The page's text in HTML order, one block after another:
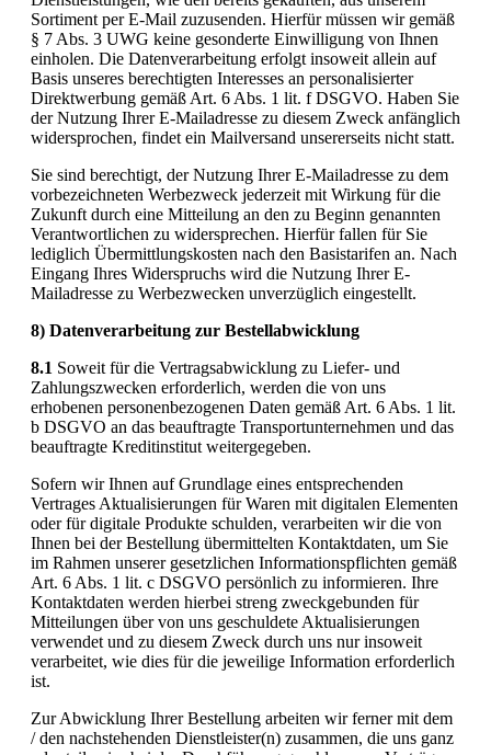
Sortiment per E-Mail zuzusenden. Hierfür müssen wir gemäß
§ 7 Abs. 3 UWG keine gesonderte Einwilligung von Ihnen
einholen. Die Datenverarbeitung erfolgt insoweit allein auf
Basis unseres berechtigten Interesses an personalisierter
Direktwerbung gemäß Art. 6 Abs. 1 lit. f DSGVO. Haben Sie
der Nutzung Ihrer E-Mailadresse zu diesem Zweck anfänglich
widersprochen, findet ein Mailversand unsererseits nicht statt.
Sie sind berechtigt, der Nutzung Ihrer E-Mailadresse zu dem
vorbezeichneten Werbezweck jederzeit mit Wirkung für die
Zukunft durch eine Mitteilung an den zu Beginn genannten
Verantwortlichen zu widersprechen. Hierfür fallen für Sie
lediglich Übermittlungskosten nach den Basistarifen an. Nach
Eingang Ihres Widerspruchs wird die Nutzung Ihrer E-
Mailadresse zu Werbezwecken unverzüglich eingestellt.
8) Datenverarbeitung zur Bestellabwicklung
8.1 Soweit für die Vertragsabwicklung zu Liefer- und
Zahlungszwecken erforderlich, werden die von uns
erhobenen personenbezogenen Daten gemäß Art. 6 Abs. 1 lit.
b DSGVO an das beauftragte Transportunternehmen und das
beauftragte Kreditinstitut weitergegeben.
Sofern wir Ihnen auf Grundlage eines entsprechenden
Vertrages Aktualisierungen für Waren mit digitalen Elementen
oder für digitale Produkte schulden, verarbeiten wir die von
Ihnen bei der Bestellung übermittelten Kontaktdaten, um Sie
im Rahmen unserer gesetzlichen Informationspflichten gemäß
Art. 6 Abs. 1 lit. c DSGVO persönlich zu informieren. Ihre
Kontaktdaten werden hierbei streng zweckgebunden für
Mitteilungen über von uns geschuldete Aktualisierungen
verwendet und zu diesem Zweck durch uns nur insoweit
verarbeitet, wie dies für die jeweilige Information erforderlich
ist.
Zur Abwicklung Ihrer Bestellung arbeiten wir ferner mit dem
/ den nachstehenden Dienstleister(n) zusammen, die uns ganz